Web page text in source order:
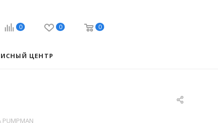
0 0 0
ЦЕНТР